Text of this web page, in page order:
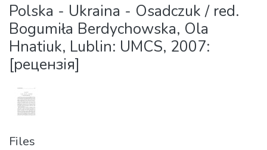
All of DSpace
Statistics
Polska - Ukraina - Osadczuk / red.
Bogumiła Berdychowska, Ola
Hnatiuk, Lublin: UMCS, 2007:
[рецензія]
Files